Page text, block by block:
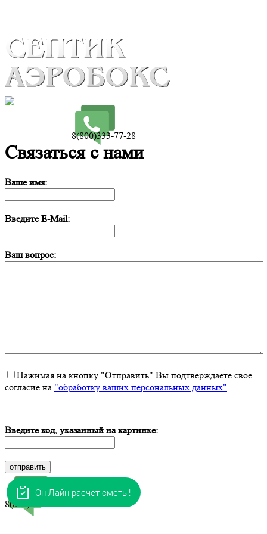
8(800)333-77-28
Связаться с нами
Ваше имя:
Введите E-Mail:
Ваш вопрос:
Нажимая на кнопку "Отправить" Вы подтверждаете свое
согласие на "обработку ваших персональных данных"
Введите код, указанный на картинке:
8(800)333-77-28
Он-Лайн расчет сметы!